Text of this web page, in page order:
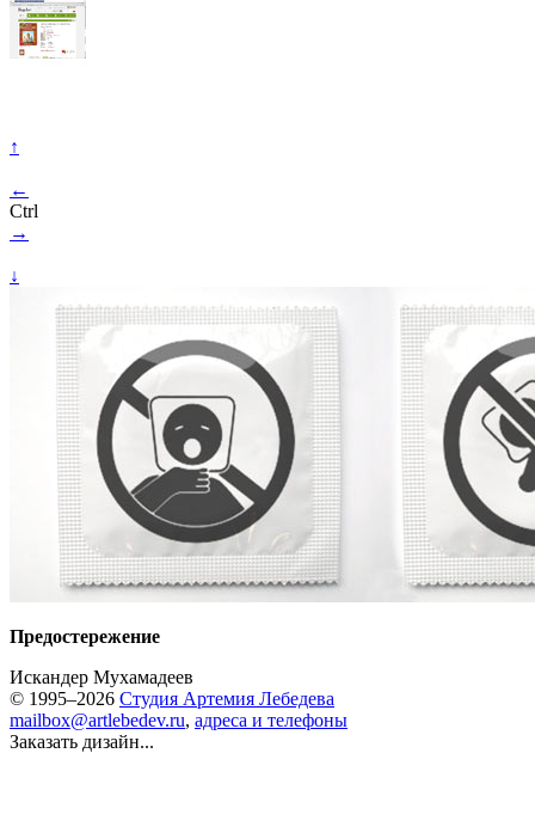
↑
←
Ctrl
→
↓
Предостережение
Искандер Мухамадеев
© 1995–2026 Студия Артемия Лебедева
mailbox@artlebedev.ru, адреса и телефоны
Заказать дизайн...